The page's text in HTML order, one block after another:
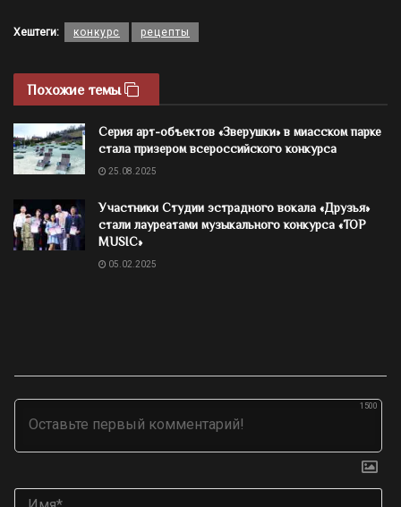
Хештеги: конкурс рецепты
Похожие темы
Серия арт-объектов «Зверушки» в миасском парке
стала призером всероссийского конкурса
25.08.2025
Участники Студии эстрадного вокала «Друзья»
стали лауреатами музыкального конкурса «TOP
MUSIC»
05.02.2025
1500